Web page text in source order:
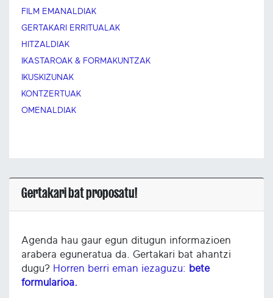
FILM EMANALDIAK
GERTAKARI ERRITUALAK
HITZALDIAK
IKASTAROAK & FORMAKUNTZAK
IKUSKIZUNAK
KONTZERTUAK
OMENALDIAK
Gertakari bat proposatu!
Agenda hau gaur egun ditugun informazioen
arabera eguneratua da. Gertakari bat ahantzi
dugu? Horren berri eman iezaguzu: bete
formularioa.